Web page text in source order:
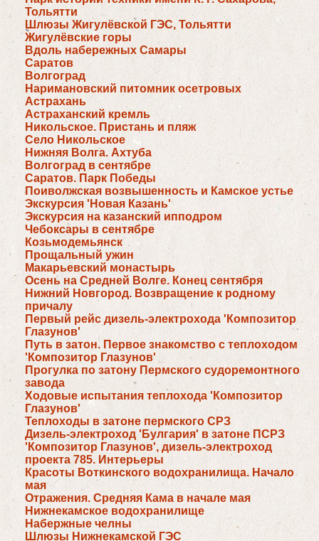
Тольятти
Шлюзы Жигулёвской ГЭС, Тольятти
Жигулёвские горы
Вдоль набережных Самары
Саратов
Волгоград
Наримановский питомник осетровых
Астрахань
Астраханский кремль
Никольское. Пристань и пляж
Село Никольское
Нижняя Волга. Ахтуба
Волгоград в сентябре
Саратов. Парк Победы
Поиволжская возвышенность и Камское устье
Экскурсия 'Новая Казань'
Экскурсия на казанский ипподром
Чебоксары в сентябре
Козьмодемьянск
Прощальный ужин
Макарьевский монастырь
Осень на Средней Волге. Конец сентября
Нижний Новгород. Возвращение к родному
причалу
Первый рейс дизель-электрохода 'Композитор
Глазунов'
Путь в затон. Первое знакомство с теплоходом
'Композитор Глазунов'
Прогулка по затону Пермского судоремонтного
завода
Ходовые испытания теплохода 'Композитор
Глазунов'
Теплоходы в затоне пермского СРЗ
Дизель-электроход 'Булгария' в затоне ПСРЗ
'Композитор Глазунов', дизель-электроход
проекта 785. Интерьеры
Красоты Воткинского водохранилища. Начало
мая
Отражения. Средняя Кама в начале мая
Нижнекамское водохранилище
Набержные челны
Шлюзы Нижнекамской ГЭС